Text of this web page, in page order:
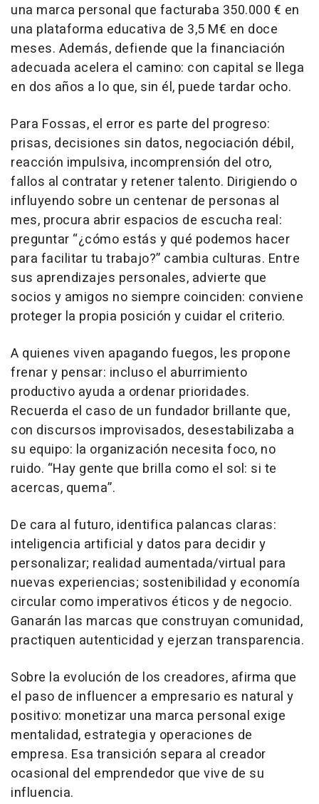
una marca personal que facturaba 350.000 € en
una plataforma educativa de 3,5 M€ en doce
meses. Además, defiende que la financiación
adecuada acelera el camino: con capital se llega
en dos años a lo que, sin él, puede tardar ocho.
Para Fossas, el error es parte del progreso:
prisas, decisiones sin datos, negociación débil,
reacción impulsiva, incomprensión del otro,
fallos al contratar y retener talento. Dirigiendo o
influyendo sobre un centenar de personas al
mes, procura abrir espacios de escucha real:
preguntar “¿cómo estás y qué podemos hacer
para facilitar tu trabajo?” cambia culturas. Entre
sus aprendizajes personales, advierte que
socios y amigos no siempre coinciden: conviene
proteger la propia posición y cuidar el criterio.
A quienes viven apagando fuegos, les propone
frenar y pensar: incluso el aburrimiento
productivo ayuda a ordenar prioridades.
Recuerda el caso de un fundador brillante que,
con discursos improvisados, desestabilizaba a
su equipo: la organización necesita foco, no
ruido. “Hay gente que brilla como el sol: si te
acercas, quema”.
De cara al futuro, identifica palancas claras:
inteligencia artificial y datos para decidir y
personalizar; realidad aumentada/virtual para
nuevas experiencias; sostenibilidad y economía
circular como imperativos éticos y de negocio.
Ganarán las marcas que construyan comunidad,
practiquen autenticidad y ejerzan transparencia.
Sobre la evolución de los creadores, afirma que
el paso de influencer a empresario es natural y
positivo: monetizar una marca personal exige
mentalidad, estrategia y operaciones de
empresa. Esa transición separa al creador
ocasional del emprendedor que vive de su
influencia.